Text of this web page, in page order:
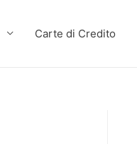
Carte di Credito